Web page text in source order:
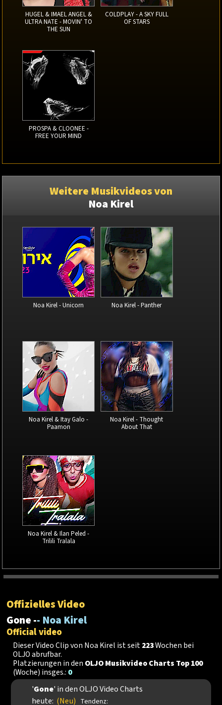
HUGEL & IMAEL ANGEL &
ULTRA NATE - MOVIN' TO
THE SUN
COLDPLAY - A SKY FULL
OF STARS
PROSPA & CLOONEE -
FREE YOUR MIND
Weitere Musikvideos von
Noa Kirel
Noa Kirel - Unicorn Noa Kirel - Panther
Noa Kirel & Itay Galo -
Paamon
Noa Kirel - Thought
About That
Noa Kirel & Ilan Peled -
Trilili Tralala
Offizielles Video
Gone -- Noa Kirel
Official video
Dieser Video Clip von Noa Kirel ist seit223Wochen bei
OLJO abrufbar.
Platzierungen in den OLJO Musikvideo Charts Top 100
(Woche) insges.: 0
'Gone' in den OLJO Video Charts
heute: (Neu) Tendenz: